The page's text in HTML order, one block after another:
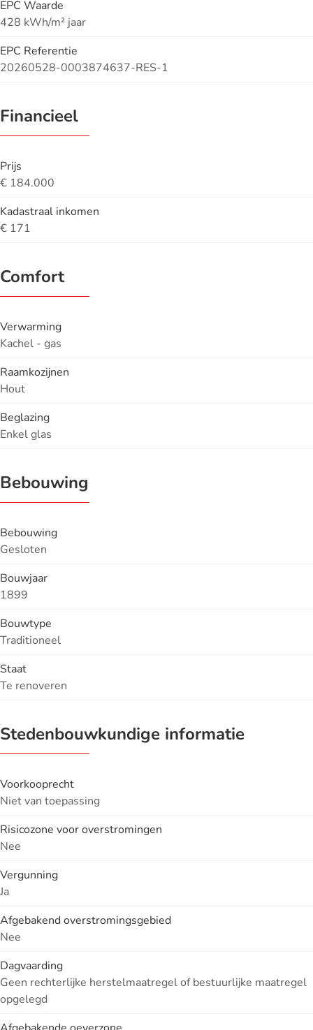
EPC Waarde
428 kWh/m² jaar
EPC Referentie
20260528-0003874637-RES-1
Financieel
Prijs
€ 184.000
Kadastraal inkomen
€ 171
Comfort
Verwarming
Kachel - gas
Raamkozijnen
Hout
Beglazing
Enkel glas
Bebouwing
Bebouwing
Gesloten
Bouwjaar
1899
Bouwtype
Traditioneel
Staat
Te renoveren
Stedenbouwkundige informatie
Voorkooprecht
Niet van toepassing
Risicozone voor overstromingen
Nee
Vergunning
Ja
Afgebakend overstromingsgebied
Nee
Dagvaarding
Geen rechterlijke herstelmaatregel of bestuurlijke maatregel
opgelegd